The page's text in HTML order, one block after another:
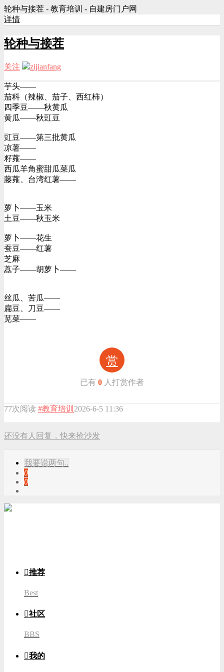
轮种与接茬 - 教育培训 - 自建房门户网
详情
轮种与接茬
关注 zijianfang
芋头——
茄科（辣椒、茄子、西红柿）
四季豆——秋黄瓜
黄瓜——秋豇豆
豇豆——第三批黄瓜
凉薯——
籽蕹——
西瓜羊角蜜甜瓜菜瓜
藤蕹、台湾红薯——
萝卜——玉米
土豆——秋玉米
萝卜——花生
蚕豆——红薯
芝麻
藠子——胡萝卜——
丝瓜、苦瓜——
扁豆、刀豆——
苋菜——
赏
已有 0 人打赏作者
77次阅读 #教育培训 2026-6-5 11:36
还没有人回复，快来抢沙发
我要说两句..
0
0
推荐
Best
社区
BBS
我的